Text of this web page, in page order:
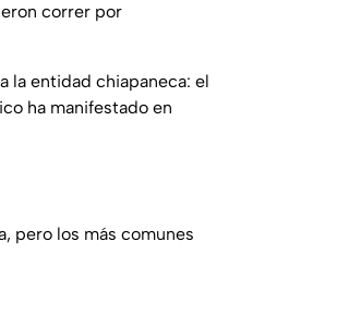
correr por
la entidad chiapaneca: el
ha manifestado en
pero los más comunes